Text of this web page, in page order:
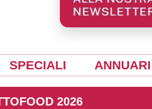
SPECIALI ANNUARI
2026